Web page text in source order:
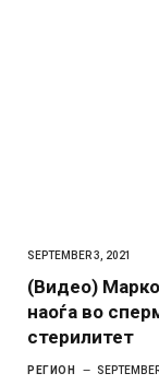
SEPTEMBER 3, 2021
(Видео)
наоѓа во
стерилитет
РЕГИОН